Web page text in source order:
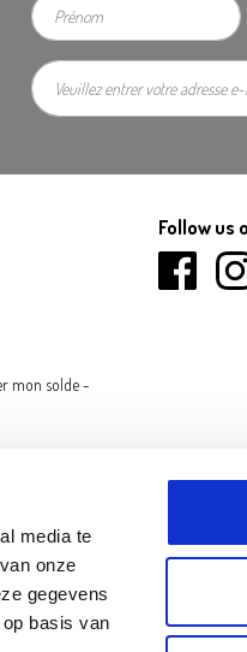
media te
onze
gegevens
basis van
mon solde -
Follow us